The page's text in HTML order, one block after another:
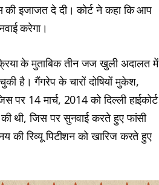
की इजाजत दे दी। कोर्ट ने कहा कि आप
करेगा।
के मुताबिक तीन जज खुली अदालत में
चुकी है। गैंगरेप के चारों दोषियों मुकेश,
14 मार्च, 2014 को दिल्ली हाईकोर्ट
थी, जिस पर सुनवाई करते हुए फांसी
की रिव्यू पिटीशन को खारिज करते हुए